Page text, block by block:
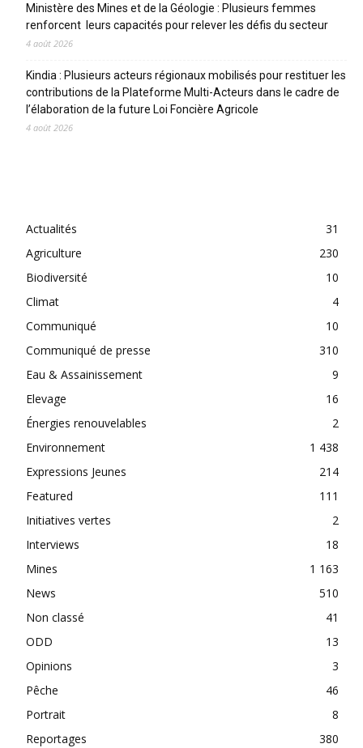
Ministère des Mines et de la Géologie : Plusieurs femmes
renforcent leurs capacités pour relever les défis du secteur
4 août 2026
Kindia : Plusieurs acteurs régionaux mobilisés pour restituer les
contributions de la Plateforme Multi-Acteurs dans le cadre de
l’élaboration de la future Loi Foncière Agricole
4 août 2026
Actualités
31
Agriculture
230
Biodiversité
10
Climat
4
Communiqué
10
Communiqué de presse
310
Eau & Assainissement
9
Elevage
16
Énergies renouvelables
2
Environnement
1 438
Expressions Jeunes
214
Featured
111
Initiatives vertes
2
Interviews
18
Mines
1 163
News
510
Non classé
41
ODD
13
Opinions
3
Pêche
46
Portrait
8
Reportages
380